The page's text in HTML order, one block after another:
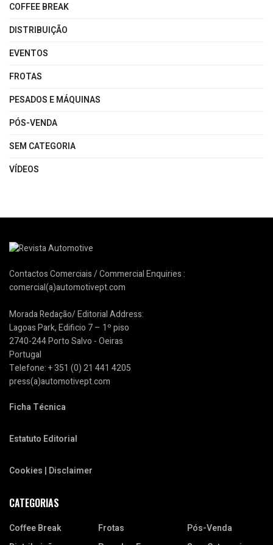
COFFEE BREAK
DISTRIBUIÇÃO
EVENTOS
FROTAS
PESADOS E MÁQUINAS
PÓS-VENDA
SEM CATEGORIA
VÍDEOS
Contactos Comerciais / Commercial Enquiries :
comercial(a)automotivept.com
Morada Redação/ Editorial Address:
Lagoas Park, Edificio 7 – 1º piso
2740-244 Porto Salvo - Oeiras
Portugal
Telefone: + 351 (0) 21 441 4205
press(a)automotivept.com
Ficha Técnica
Estatuto Editorial
Cookies | Disclaimer
CATEGORIAS
Coffee Break
Frotas
Pós-Venda